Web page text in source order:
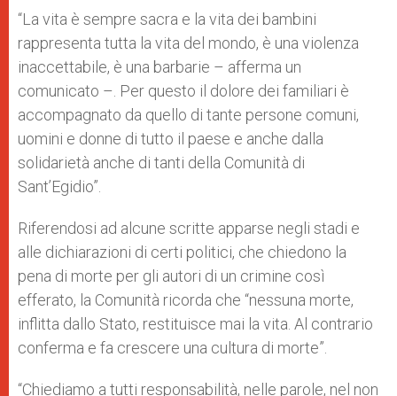
“La vita è sempre sacra e la vita dei bambini
rappresenta tutta la vita del mondo, è una violenza
inaccettabile, è una barbarie – afferma un
comunicato –. Per questo il dolore dei familiari è
accompagnato da quello di tante persone comuni,
uomini e donne di tutto il paese e anche dalla
solidarietà anche di tanti della Comunità di
Sant’Egidio”.
Riferendosi ad alcune scritte apparse negli stadi e
alle dichiarazioni di certi politici, che chiedono la
pena di morte per gli autori di un crimine così
efferato, la Comunità ricorda che “nessuna morte,
inflitta dallo Stato, restituisce mai la vita. Al contrario
conferma e fa crescere una cultura di morte”.
“Chiediamo a tutti responsabilità, nelle parole, nel non